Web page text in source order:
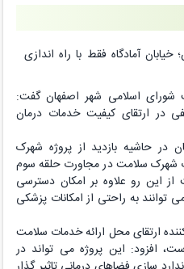
اسلامی شهر اصفهان گفت:
در ارتقای کیفیت خدمات درمان
در حاشیه بازدید از پروژه شهرک
شهرک سلامت در مجاورت حلقه سوم
این رو علاوه بر امکان دسترسی
‏توانند به راحتی از امکانات پزشکی
ارتقای محل ارائه خدمات سلامت
افزود: این پروژه می تواند در